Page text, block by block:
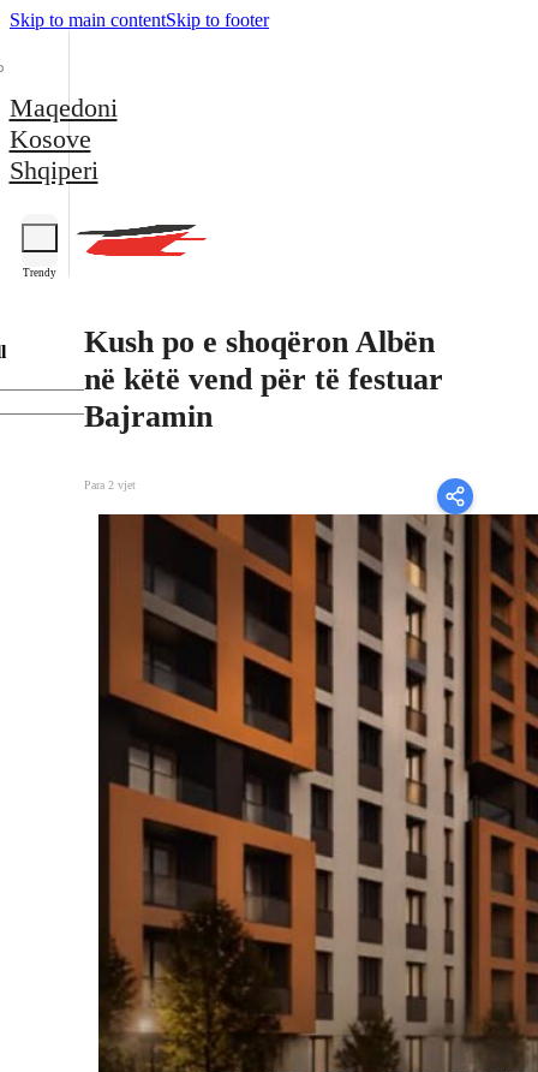
Skip to main contentSkip to footer
Maqedoni
Kosove
Shqiperi
Trendy
Kush po e shoqëron Albën
në këtë vend për të festuar
Bajramin
Para 2 vjet